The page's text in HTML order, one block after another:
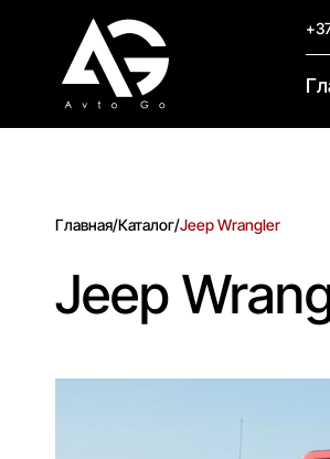
Главная/Каталог/Jeep Wrangler
Jeep